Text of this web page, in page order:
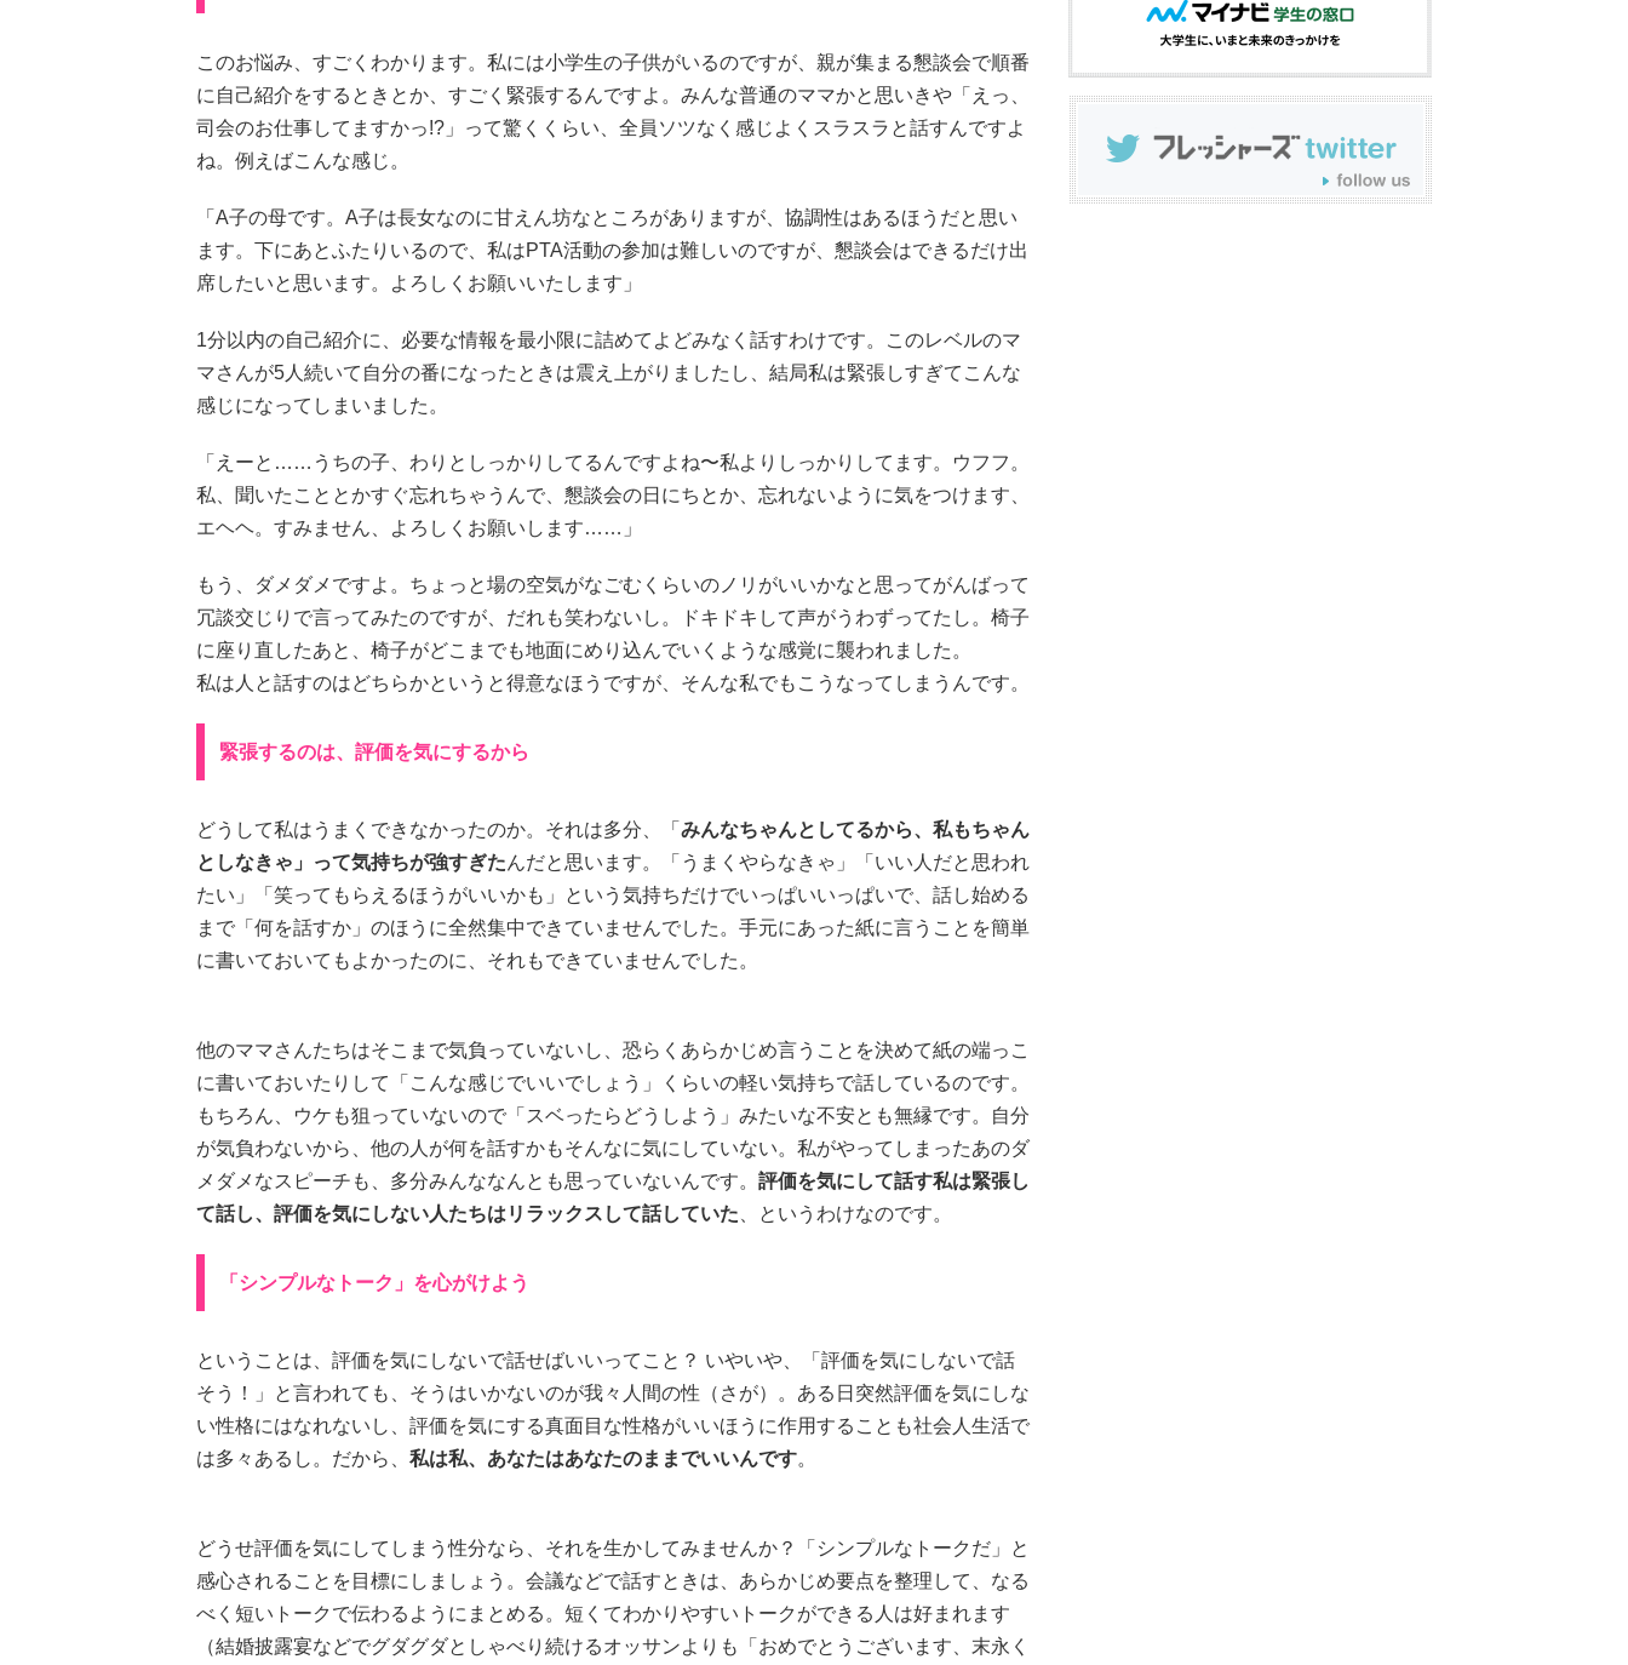
このお悩み、すごくわかります。私には小学生の子供がいるのですが、親が集まる懇談会で順番
に自己紹介をするときとか、すごく緊張するんですよ。みんな普通のママかと思いきや「えっ、
司会のお仕事してますかっ!?」って驚くくらい、全員ソツなく感じよくスラスラと話すんですよ
ね。例えばこんな感じ。
「A子の母です。A子は長女なのに甘えん坊なところがありますが、協調性はあるほうだと思い
ます。下にあとふたりいるので、私はPTA活動の参加は難しいのですが、懇談会はできるだけ出
席したいと思います。よろしくお願いいたします」
1分以内の自己紹介に、必要な情報を最小限に詰めてよどみなく話すわけです。このレベルのマ
マさんが5人続いて自分の番になったときは震え上がりましたし、結局私は緊張しすぎてこんな
感じになってしまいました。
「えーと……うちの子、わりとしっかりしてるんですよね〜私よりしっかりしてます。ウフフ。
私、聞いたこととかすぐ忘れちゃうんで、懇談会の日にちとか、忘れないように気をつけます、
エヘヘ。すみません、よろしくお願いします……」
もう、ダメダメですよ。ちょっと場の空気がなごむくらいのノリがいいかなと思ってがんばって
冗談交じりで言ってみたのですが、だれも笑わないし。ドキドキして声がうわずってたし。椅子
に座り直したあと、椅子がどこまでも地面にめり込んでいくような感覚に襲われました。
私は人と話すのはどちらかというと得意なほうですが、そんな私でもこうなってしまうんです。
緊張するのは、評価を気にするから
どうして私はうまくできなかったのか。それは多分、「 みんなちゃんとしてるから、私もちゃん
としなきゃ」って気持ちが強すぎたんだと思います。「うまくやらなきゃ」「いい人だと思われ
たい」「笑ってもらえるほうがいいかも」という気持ちだけでいっぱいいっぱいで、話し始める
まで「何を話すか」のほうに全然集中できていませんでした。手元にあった紙に言うことを簡単
に書いておいてもよかったのに、それもできていませんでした。
他のママさんたちはそこまで気負っていないし、恐らくあらかじめ言うことを決めて紙の端っこ
に書いておいたりして「こんな感じでいいでしょう」くらいの軽い気持ちで話しているのです。
もちろん、ウケも狙っていないので「スベったらどうしよう」みたいな不安とも無縁です。自分
が気負わないから、他の人が何を話すかもそんなに気にしていない。私がやってしまったあのダ
メダメなスピーチも、多分みんななんとも思っていないんです。 評価を気にして話す私は緊張し
て話し、評価を気にしない人たちはリラックスして話していた 、というわけなのです。
「シンプルなトーク」を心がけよう
ということは、評価を気にしないで話せばいいってこと？ いやいや、「評価を気にしないで話
そう！」と言われても、そうはいかないのが我々人間の性（さが）。ある日突然評価を気にしな
い性格にはなれないし、評価を気にする真面目な性格がいいほうに作用することも社会人生活で
は多々あるし。だから、 私は私、あなたはあなたのままでいいんです。
どうせ評価を気にしてしまう性分なら、それを生かしてみませんか？「シンプルなトークだ」と
感心されることを目標にしましょう。会議などで話すときは、あらかじめ要点を整理して、なる
べく短いトークで伝わるようにまとめる。短くてわかりやすいトークができる人は好まれます
（結婚披露宴などでグダグダとしゃべり続けるオッサンよりも「おめでとうございます、末永く